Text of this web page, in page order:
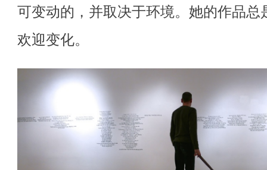
可变动的，并取决于环境。她的作品总
欢迎变化。